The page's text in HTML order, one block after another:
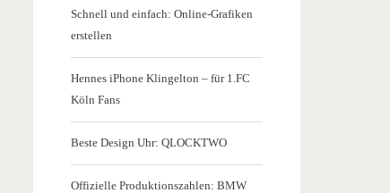
Schnell und einfach: Online-Grafiken
erstellen
Hennes iPhone Klingelton – für 1.FC
Köln Fans
Beste Design Uhr: QLOCKTWO
Offizielle Produktionszahlen: BMW